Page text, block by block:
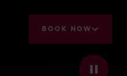
BOOK NOW